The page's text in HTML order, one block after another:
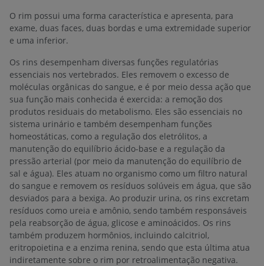
O rim possui uma forma característica e apresenta, para
exame, duas faces, duas bordas e uma extremidade superior
e uma inferior.
Os rins desempenham diversas funções regulatórias
essenciais nos vertebrados. Eles removem o excesso de
moléculas orgânicas do sangue, e é por meio dessa ação que
sua função mais conhecida é exercida: a remoção dos
produtos residuais do metabolismo. Eles são essenciais no
sistema urinário e também desempenham funções
homeostáticas, como a regulação dos eletrólitos, a
manutenção do equilíbrio ácido-base e a regulação da
pressão arterial (por meio da manutenção do equilíbrio de
sal e água). Eles atuam no organismo como um filtro natural
do sangue e removem os resíduos solúveis em água, que são
desviados para a bexiga. Ao produzir urina, os rins excretam
resíduos como ureia e amônio, sendo também responsáveis
pela reabsorção de água, glicose e aminoácidos. Os rins
também produzem hormônios, incluindo calcitriol,
eritropoietina e a enzima renina, sendo que esta última atua
indiretamente sobre o rim por retroalimentação negativa.